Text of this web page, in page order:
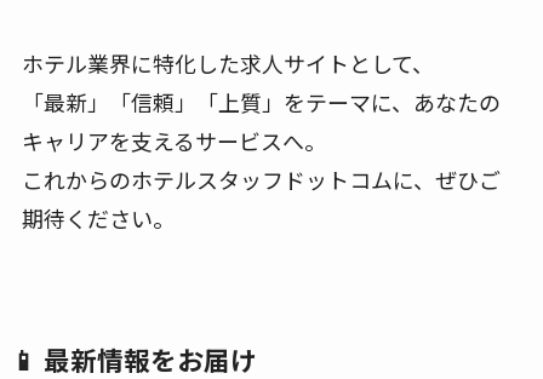
ホテル業界に特化した求人サイトとして、
「最新」「信頼」「上質」をテーマに、あなたの
キャリアを支えるサービスへ。
これからのホテルスタッフドットコムに、ぜひご
期待ください。
📱 最新情報をお届け